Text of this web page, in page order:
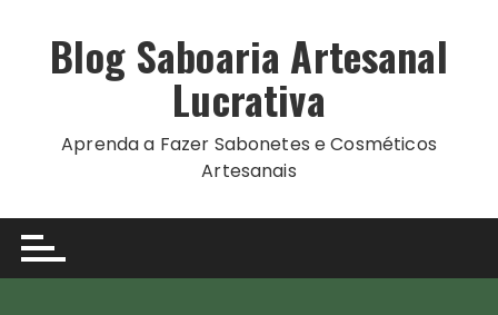
Blog Saboaria Artesanal
Lucrativa
Aprenda a Fazer Sabonetes e Cosméticos
Artesanais